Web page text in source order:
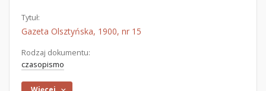
Tytuł:
Gazeta Olsztyńska, 1900, nr 15
Rodzaj dokumentu:
czasopismo